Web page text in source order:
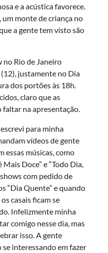
e a acústica favorece.
um monte de criança no
a gente tem visto são
no Rio de Janeiro
justamente no Dia
dos portões às 18h.
claro que as
faltar na apresentação.
para minha
vídeos de gente
essas músicas, como
Doce” e “Todo Dia,
com pedido de
“Dia Quente” e quando
casais ficam se
Infelizmente minha
comigo nesse dia, mas
isso. A gente
se interessando em fazer